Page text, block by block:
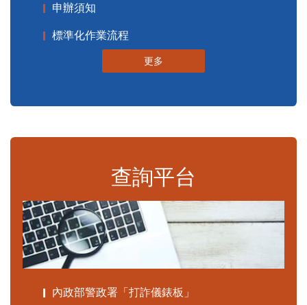
申辦須知
標準化作業流程
更多
查詢平台
內政部警政署「打詐儀錶板」